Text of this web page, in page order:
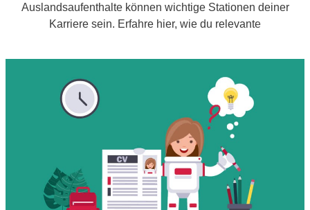
Auslandsaufenthalte können wichtige Stationen deiner
Karriere sein. Erfahre hier, wie du relevante